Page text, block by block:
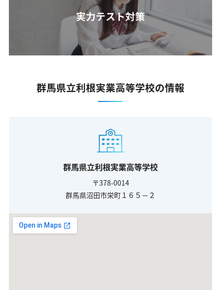
実力テスト対策
群馬県立利根実業高等学校の情報
群馬県立利根実業高等学校
〒378-0014
群馬県沼田市栄町１６５－２